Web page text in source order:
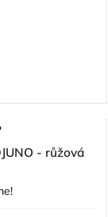
- růžová